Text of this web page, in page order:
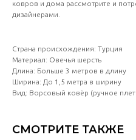
ковров и дома рассмотрите и
дизайнерами.
Страна происхождения: Турция
Материал: Овечья шерсть
Длина: Больше 3 метров в длину
Ширина: До 1,5 метра в ширину
Вид: Ворсовый ковёр (ручное
СМОТРИТЕ ТАКЖЕ